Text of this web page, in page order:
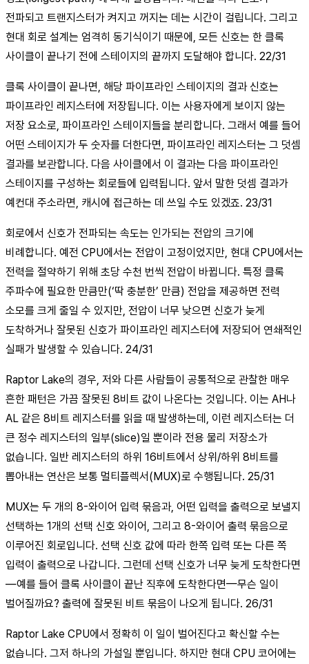
전파되고 트랜지스터가 켜지고 꺼지는 데는 시간이 걸립니다. 그리고
현대 회로 설계는 엄격히 동기식이기 때문에, 모든 신호는 한 클록
사이클이 끝나기 전에 스테이지의 끝까지 도달해야 합니다. 22/31
클록 사이클이 끝나면, 해당 파이프라인 스테이지의 결과 신호는
파이프라인 레지스터에 저장됩니다. 이는 사용자에게 보이지 않는
저장 요소로, 파이프라인 스테이지들을 분리합니다. 그래서 예를 들어
어떤 스테이지가 두 숫자를 더한다면, 파이프라인 레지스터는 그 덧셈
결과를 보관합니다. 다음 사이클에서 이 결과는 다음 파이프라인
스테이지를 구성하는 회로들에 입력됩니다. 앞서 말한 덧셈 결과가
예컨대 주소라면, 캐시에 접근하는 데 쓰일 수도 있겠죠. 23/31
회로에서 신호가 전파되는 속도는 인가되는 전압의 크기에
비례합니다. 예전 CPU에서는 전압이 고정이었지만, 현대 CPU에서는
전력을 절약하기 위해 초당 수천 번씩 전압이 바뀝니다. 특정 클록
주파수에 필요한 만큼만(‘딱 충분한’ 만큼) 전압을 제공하면 전력
소모를 크게 줄일 수 있지만, 전압이 너무 낮으면 신호가 늦게
도착하거나 잘못된 신호가 파이프라인 레지스터에 저장되어 연쇄적인
실패가 발생할 수 있습니다. 24/31
Raptor Lake의 경우, 저와 다른 사람들이 공통적으로 관찰한 매우
흔한 패턴은 가끔 잘못된 8비트 값이 나온다는 것입니다. 이는 AH나
AL 같은 8비트 레지스터를 읽을 때 발생하는데, 이런 레지스터는 더
큰 정수 레지스터의 일부(slice)일 뿐이라 전용 물리 저장소가
없습니다. 일반 레지스터의 하위 16비트에서 상위/하위 8비트를
뽑아내는 연산은 보통 멀티플렉서(MUX)로 수행됩니다. 25/31
MUX는 두 개의 8-와이어 입력 묶음과, 어떤 입력을 출력으로 보낼지
선택하는 1개의 선택 신호 와이어, 그리고 8-와이어 출력 묶음으로
이루어진 회로입니다. 선택 신호 값에 따라 한쪽 입력 또는 다른 쪽
입력이 출력으로 나갑니다. 그런데 선택 신호가 너무 늦게 도착한다면
—예를 들어 클록 사이클이 끝난 직후에 도착한다면—무슨 일이
벌어질까요? 출력에 잘못된 비트 묶음이 나오게 됩니다. 26/31
Raptor Lake CPU에서 정확히 이 일이 벌어진다고 확신할 수는
없습니다. 그저 하나의 가설일 뿐입니다. 하지만 현대 CPU 코어에는